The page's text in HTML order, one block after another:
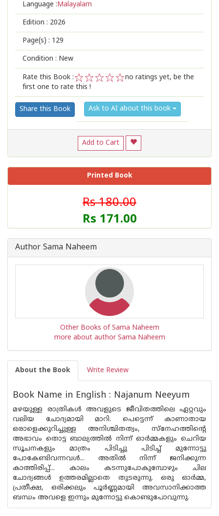
Language :Malayalam
Edition : 2026
Page(s) : 129
Condition : New
Rate this Book :
2
1
no ratings yet, be the
first one to rate this !
Share this Book Ask to AI about this book
Add to Cart
Printed Book
Rs 180.00
Rs 171.00
Author Sama Naheem
Other Books of Sama Naheem
more about author Sama Naheem
About the Book Write Review
Book Name in English : Najanum Neeyum
മഴയുള്ള രാത്രികൾ അവളുടെ ജീവിതത്തിലെ ഏറ്റവും
വലിയ ചോദ്യമായി മാറി. പെട്ടെന്ന് കാണാതായ
ഒരാളെക്കുറിച്ചുള്ള അനിശ്ചിതത്വം, സ്നേഹത്തിന്റെ
അഭാവം തൊട്ട ബാല്യത്തിൽ നിന്ന് ഓർമ്മകളും ചെറിയ
സൂചനകളും മാത്രം പിടിച്ചു പിടിച്ച് മുന്നോട്ടു
പോകേണ്ടിവന്നവൾ... അതിൽ നിന്ന് ജനിക്കുന്ന
കാത്തിരിപ്പ്... കാലം കടന്നുപോകുമ്പോഴും ചില
ചോദ്യങ്ങൾ ഉത്തരമില്ലാതെ തുടരുന്നു. ഒരു ഓർമ്മ,
പ്രതീക്ഷ, ഒരിക്കലും പൂർണ്ണമായി അവസാനിക്കാത്ത
ബന്ധം അവളെ ഇന്നും മുന്നോട്ടു കൊണ്ടുപോവുന്നു.